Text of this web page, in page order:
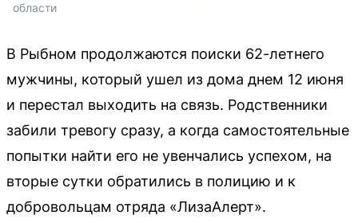
области
В Рыбном продолжаются поиски 62-летнего
мужчины, который ушел из дома днем 12 июня
и перестал выходить на связь. Родственники
забили тревогу сразу, а когда самостоятельные
попытки найти его не увенчались успехом, на
вторые сутки обратились в полицию и к
добровольцам отряда «ЛизаАлерт».